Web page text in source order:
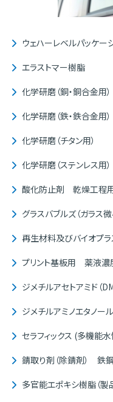
ウェハーレベルパッケー
エラストマー樹脂
化学研磨（銅・銅合金用）
化学研磨（鉄・鉄合金用）
化学研磨（チタン用）
化学研磨（ステンレス用）
酸化防止剤 乾燥工程
グラスバブルズ（ガラス
再生材料及びバイオプラ
プリント基板用 薬液濃
ジメチルアセトアミド（
ジメチルアミノエタノール
セラフィックス (多機能
錆取り剤（除錆剤） 鉄
多官能エポキシ樹脂（製